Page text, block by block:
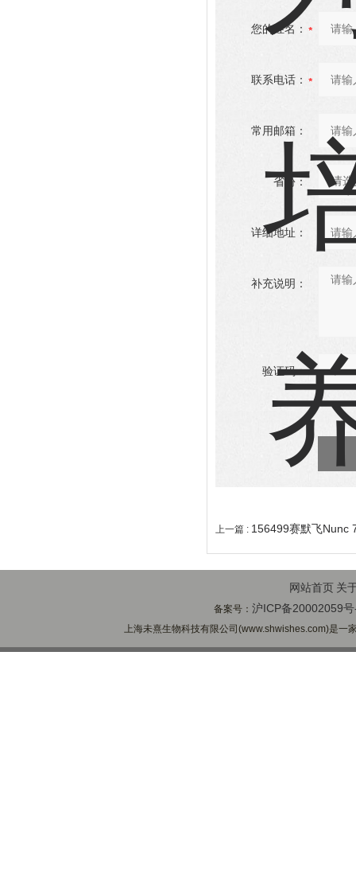
您的姓名：
联系电话：
常用邮箱：
省份：
详细地址：
补充说明：
验证码：
上一篇 : 156499赛默飞Nunc
网站首页 关
备案号：沪ICP备20002059
上海未熹生物科技有限公司(www.shwishes.com)是一